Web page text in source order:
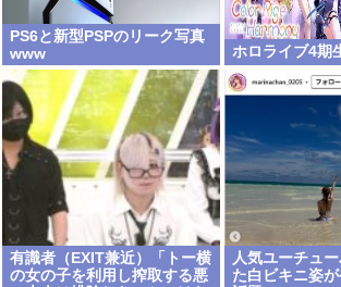
PS6と新型PSPのリーク写真
www
ホロライブ4期
有識者（EXIT兼近）「トー横
の女の子を利用し搾取する悪
人気ユーチュ
た白ビキニ姿